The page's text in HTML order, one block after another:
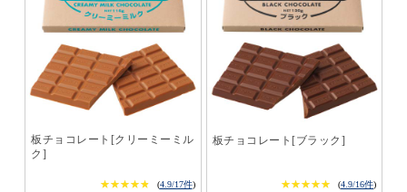
板チョコレート[クリーミーミル
ク]
★★★★★
★★★★★ (4.9/17件)
板チョコレート[ブラック]
★★★★★
★★★★★ (4.9/16件)